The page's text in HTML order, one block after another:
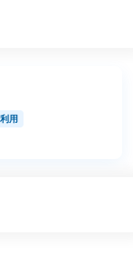
用